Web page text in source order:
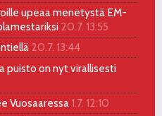
upeaa menetystä EM-
20.7. 13:55
20.7. 13:44
puisto on nyt virallisesti
Vuosaaressa 1.7. 12:10